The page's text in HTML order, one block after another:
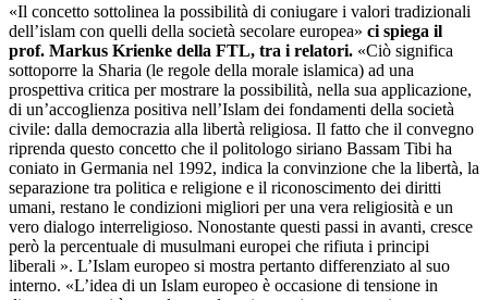
«Il concetto sottolinea la possibilità di coniugare i valori tradizionali
dell’islam con quelli della società secolare europea» ci spiega il
prof. Markus Krienke della FTL, tra i relatori. «Ciò significa
sottoporre la Sharia (le regole della morale islamica) ad una
prospettiva critica per mostrare la possibilità, nella sua applicazione,
di un’accoglienza positiva nell’Islam dei fondamenti della società
civile: dalla democrazia alla libertà religiosa. Il fatto che il convegno
riprenda questo concetto che il politologo siriano Bassam Tibi ha
coniato in Germania nel 1992, indica la convinzione che la libertà, la
separazione tra politica e religione e il riconoscimento dei diritti
umani, restano le condizioni migliori per una vera religiosità e un
vero dialogo interreligioso. Nonostante questi passi in avanti, cresce
però la percentuale di musulmani europei che rifiuta i principi
liberali ». L’Islam europeo si mostra pertanto differenziato al suo
interno. «L’idea di un Islam europeo è occasione di tensione in